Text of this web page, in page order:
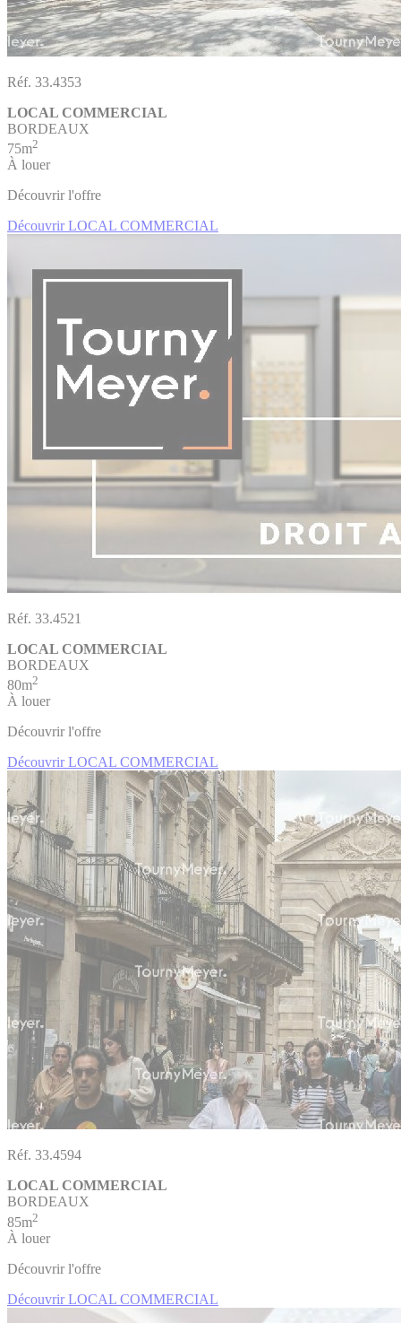
Réf. 33.4353
LOCAL COMMERCIAL
BORDEAUX
75m2
À louer
Découvrir l'offre
Découvrir LOCAL COMMERCIAL
Réf. 33.4521
LOCAL COMMERCIAL
BORDEAUX
80m2
À louer
Découvrir l'offre
Découvrir LOCAL COMMERCIAL
Réf. 33.4594
LOCAL COMMERCIAL
BORDEAUX
85m2
À louer
Découvrir l'offre
Découvrir LOCAL COMMERCIAL